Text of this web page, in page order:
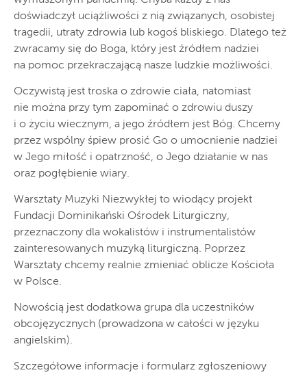
doświadczył uciążliwości z nią związanych, osobistej
tragedii, utraty zdrowia lub kogoś bliskiego. Dlatego też
zwracamy się do Boga, który jest źródłem nadziei
na pomoc przekraczającą nasze ludzkie możliwości.
Oczywistą jest troska o zdrowie ciała, natomiast
nie można przy tym zapominać o zdrowiu duszy
i o życiu wiecznym, a jego źródłem jest Bóg. Chcemy
przez wspólny śpiew prosić Go o umocnienie nadziei
w Jego miłość i opatrzność, o Jego działanie w nas
oraz pogłębienie wiary.
Warsztaty Muzyki Niezwykłej to wiodący projekt
Fundacji Dominikański Ośrodek Liturgiczny,
przeznaczony dla wokalistów i instrumentalistów
zainteresowanych muzyką liturgiczną. Poprzez
Warsztaty chcemy realnie zmieniać oblicze Kościoła
w Polsce.
Nowością jest dodatkowa grupa dla uczestników
obcojęzycznych (prowadzona w całości w języku
angielskim).
Szczegółowe informacje i formularz zgłoszeniowy